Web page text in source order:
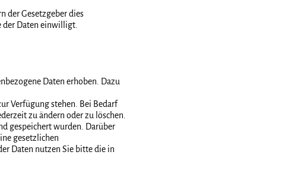
der Gesetzgeber dies
der Daten einwilligt.
Daten erhoben. Dazu
Verfügung stehen. Bei Bedarf
zu ändern oder zu löschen.
gespeichert wurden. Darüber
gesetzlichen
Daten nutzen Sie bitte die in